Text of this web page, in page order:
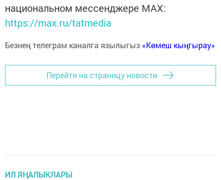
национальном мессенджере MАХ:
https://max.ru/tatmedia
Безнең телеграм каналга язылыгыз «Көмеш кыңгырау»
Перейти на страницу новости
ИЛ ЯҢАЛЫКЛАРЫ